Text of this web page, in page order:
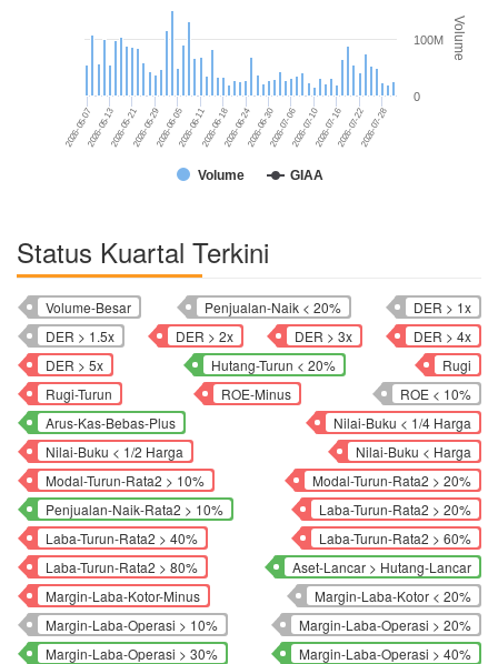
Volume
Volume GIAA
2026-05-07 2026-05-29 2026-06-18 2026-07-06 2026-07-22
2026-05-132026-05-21 2026-06-052026-06-11 2026-06-242026-06-30 2026-07-102026-07-16 2026-07-28
0
100M
Status Kuartal Terkini
Volume-Besar Penjualan-Naik < 20%
DER > 1x
DER > 1.5x
DER > 2x DER > 3x
DER > 4x
DER > 5x
Hutang-Turun < 20%
Rugi
Rugi-Turun
ROE-Minus
ROE < 10%
Arus-Kas-Bebas-Plus
Nilai-Buku < 1/4 Harga
Nilai-Buku < 1/2 Harga
Nilai-Buku < Harga
Modal-Turun-Rata2 > 10%
Modal-Turun-Rata2 > 20%
Penjualan-Naik-Rata2 > 10%
Laba-Turun-Rata2 > 20%
Laba-Turun-Rata2 > 40%
Laba-Turun-Rata2 > 60%
Laba-Turun-Rata2 > 80%
Aset-Lancar > Hutang-Lancar
Margin-Laba-Kotor-Minus
Margin-Laba-Kotor < 20%
Margin-Laba-Operasi > 10%
Margin-Laba-Operasi > 20%
Margin-Laba-Operasi > 30%
Margin-Laba-Operasi > 40%